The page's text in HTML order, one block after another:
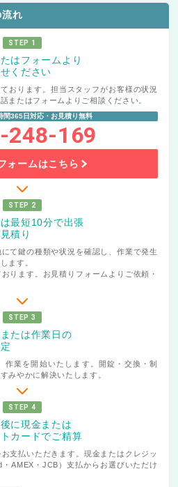
れ
STEP 1
はフォームより
ください
おります。担当スタッフがお客様の状況
またはフォームよりご相談ください。
間365日対応・お見積り無料
248-169
ォームはこちら
STEP 2
最短10分で出張
積り
て鍵の種類や状況を確認し、作業で発生
ます。
ります。お見積りフォームよりご依頼・
STEP 3
たは作業日の
作業を開始いたします。開錠・交換・制
みやかに解決いたします。
STEP 4
に現金または
カードでご精算
支払いただきます。現金またはクレジッ
AMEX・JCB）支払からお選びいただけ